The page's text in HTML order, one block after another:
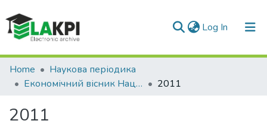
Log In (current)
Communities & Collections
All of DSpace
Statistics
Home
Наукова періодика
Економічний вісник Національного технічного університету України «Київський політехнічний інститут»
2011
2011